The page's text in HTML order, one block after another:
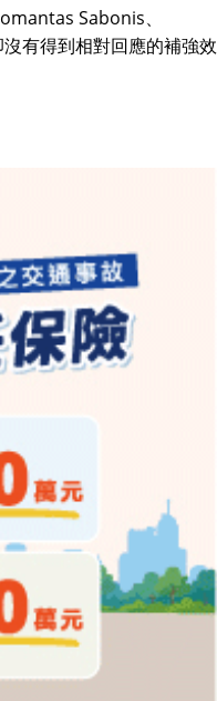
Sabonis、
有得到相對回應的補強效